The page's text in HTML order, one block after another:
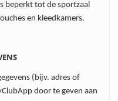
beperkt tot de sportzaal
en kleedkamers.
(bijv. adres of
door te geven aan